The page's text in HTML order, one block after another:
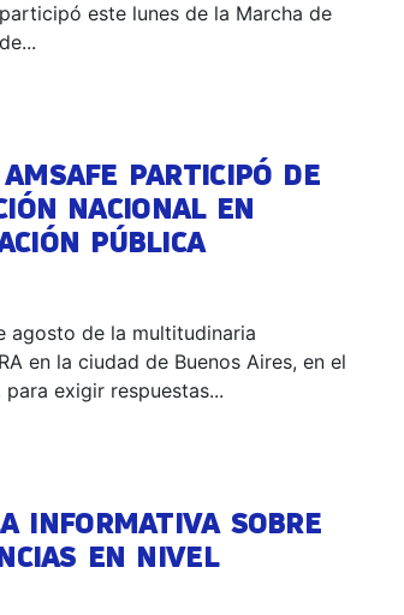
este lunes de la Marcha de
PARTICIPÓ DE
NACIONAL EN
PÚBLICA
agosto de la multitudinaria
en la ciudad de Buenos Aires, en el
exigir respuestas...
INFORMATIVA SOBRE
EN NIVEL